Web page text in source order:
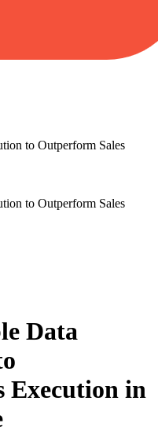
to Outperform Sales
to Outperform Sales
Data
Execution in